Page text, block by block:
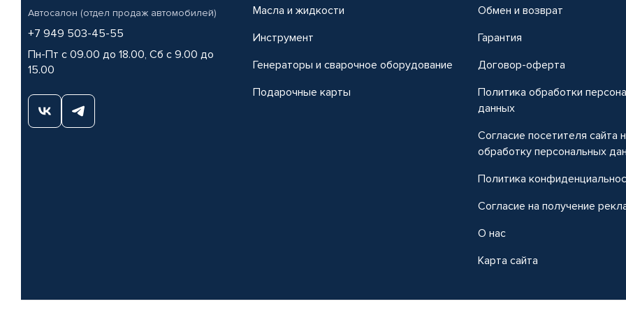
Автосалон (отдел продаж автомобилей)
+7 949 503-45-55
Пн-Пт с 09.00 до 18.00, Сб с 9.00 до
15.00
Масла и жидкости
Инструмент
Генераторы и сварочное оборудование
Подарочные карты
Обмен и возврат
Гарантия
Договор-оферта
Политика обработки
данных
Согласие посетителя сайта
обработку персональных
Политика
Согласие на получение
О нас
Карта сайта